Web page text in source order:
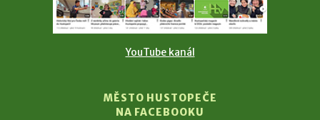
YouTube kanál
MĚSTO HUSTOPEČE
NA FACEBOOKU